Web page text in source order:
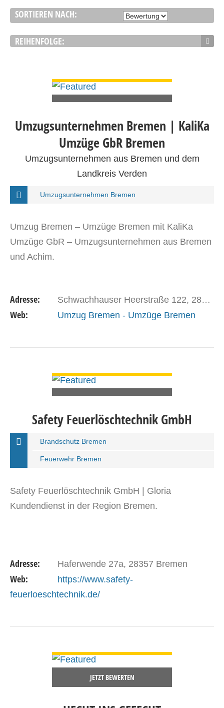
SORTIEREN NACH:
REIHENFOLGE:
Umzugsunternehmen Bremen | KaliKa
Umzüge GbR Bremen
Umzugsunternehmen aus Bremen und dem
Landkreis Verden
Umzugsunternehmen Bremen
Umzug Bremen – Umzüge Bremen mit KaliKa
Umzüge GbR – Umzugsunternehmen aus Bremen
und Achim.
Adresse: Schwachhauser Heerstraße 122, 28209 Bremen
Web: Umzug Bremen - Umzüge Bremen
Safety Feuerlöschtechnik GmbH
Brandschutz Bremen
Feuerwehr Bremen
Safety Feuerlöschtechnik GmbH | Gloria
Kundendienst in der Region Bremen.
Adresse: Haferwende 27a, 28357 Bremen
Web:
https://www.safety-
feuerloeschtechnik.de/
JETZT BEWERTEN